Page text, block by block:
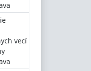
vecí